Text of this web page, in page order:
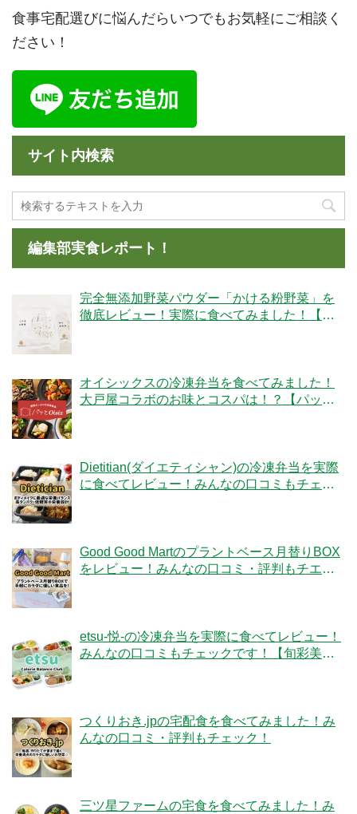
食事宅配選びに悩んだらいつでもお気軽にご相談く
ださい！
サイト内検索
編集部実食レポート！
完全無添加野菜パウダー「かける粉野菜」を
徹底レビュー！実際に食べてみました！【ベ
オイシックスの冷凍弁当を食べてみました！
大戸屋コラボのお味とコスパは！？【パッと
Dietitian(ダイエティシャン)の冷凍弁当を実際
に食べてレビュー！みんなの口コミもチェッ
Good Good Martのプラントベース月替りBOX
をレビュー！みんなの口コミ・評判もチエッ
etsu-悦-の冷凍弁当を実際に食べてレビュー！
みんなの口コミもチェックです！【旬彩美
つくりおき.jpの宅配食を食べてみました！み
んなの口コミ・評判もチェック！
三ツ星ファームの宅食を食べてみました！み